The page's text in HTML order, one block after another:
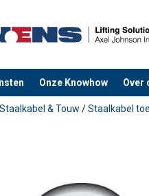
Onze Knowhow Over
offerte
Staalkabel & Touw /Staalkabel